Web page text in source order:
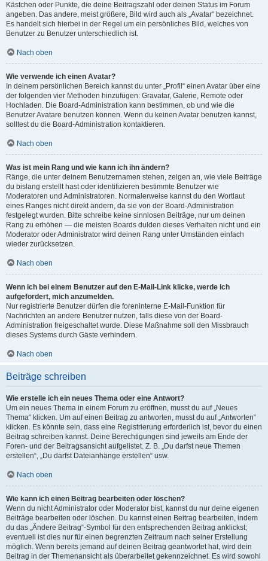
Kästchen oder Punkte, die deine Beitragszahl oder deinen Status im Forum
angeben. Das andere, meist größere, Bild wird auch als „Avatar“ bezeichnet.
Es handelt sich hierbei in der Regel um ein persönliches Bild, welches von
Benutzer zu Benutzer unterschiedlich ist.
Nach oben
Wie verwende ich einen Avatar?
In deinem persönlichen Bereich kannst du unter „Profil“ einen Avatar über eine
der folgenden vier Methoden hinzufügen: Gravatar, Galerie, Remote oder
Hochladen. Die Board-Administration kann bestimmen, ob und wie die
Benutzer Avatare benutzen können. Wenn du keinen Avatar benutzen kannst,
solltest du die Board-Administration kontaktieren.
Nach oben
Was ist mein Rang und wie kann ich ihn ändern?
Ränge, die unter deinem Benutzernamen stehen, zeigen an, wie viele Beiträge
du bislang erstellt hast oder identifizieren bestimmte Benutzer wie
Moderatoren und Administratoren. Normalerweise kannst du den Wortlaut
eines Ranges nicht direkt ändern, da sie von der Board-Administration
festgelegt wurden. Bitte schreibe keine sinnlosen Beiträge, nur um deinen
Rang zu erhöhen — die meisten Boards dulden dieses Verhalten nicht und ein
Moderator oder Administrator wird deinen Rang unter Umständen einfach
wieder zurücksetzen.
Nach oben
Wenn ich bei einem Benutzer auf den E-Mail-Link klicke, werde ich
aufgefordert, mich anzumelden.
Nur registrierte Benutzer dürfen die foreninterne E-Mail-Funktion für
Nachrichten an andere Benutzer nutzen, falls diese von der Board-
Administration freigeschaltet wurde. Diese Maßnahme soll den Missbrauch
dieses Systems durch Gäste verhindern.
Nach oben
Beiträge schreiben
Wie erstelle ich ein neues Thema oder eine Antwort?
Um ein neues Thema in einem Forum zu eröffnen, musst du auf „Neues
Thema“ klicken. Um auf einen Beitrag zu antworten, musst du auf „Antworten“
klicken. Es könnte sein, dass eine Registrierung erforderlich ist, bevor du einen
Beitrag schreiben kannst. Deine Berechtigungen sind jeweils am Ende der
Foren- und der Beitragsansicht aufgelistet. Z. B. „Du darfst neue Themen
erstellen“, „Du darfst Dateianhänge erstellen“ usw.
Nach oben
Wie kann ich einen Beitrag bearbeiten oder löschen?
Wenn du nicht Administrator oder Moderator bist, kannst du nur deine eigenen
Beiträge bearbeiten oder löschen. Du kannst einen Beitrag bearbeiten, indem
du das „Ändere Beitrag“-Symbol für den entsprechenden Beitrag anklickst;
eventuell ist dies nur für einen begrenzten Zeitraum nach seiner Erstellung
möglich. Wenn bereits jemand auf deinen Beitrag geantwortet hat, wird dein
Beitrag in der Themenansicht als überarbeitet gekennzeichnet. Es wird sowohl